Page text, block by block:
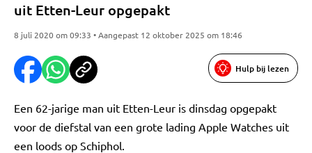
uit Etten-Leur opgepakt
8 juli 2020 om 09:33 • Aangepast 12 oktober 2025 om 18:46
Hulp bij lezen
Een 62-jarige man uit Etten-Leur is dinsdag opgepakt
voor de diefstal van een grote lading Apple Watches uit
een loods op Schiphol.